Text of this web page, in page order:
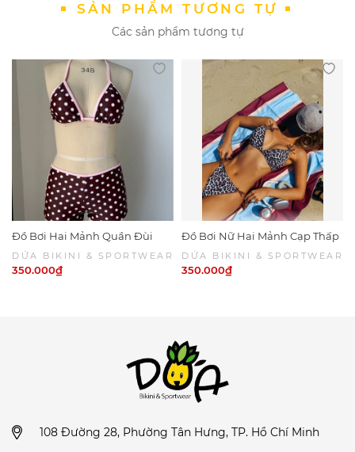
SẢN PHẨM TƯƠNG TỰ
Các sản phẩm tương tự
Đồ Bơi Hai Mảnh Quần Đùi
Chấm Bi Viền Hồng
DỨA BIKINI & SPORTWEAR
350.000₫
Đồ Bơi Nữ Hai Mảnh Cạp Thấp
Da Beo Phối Nâu Sexy | DỨA
BIKINI & SPORTWEAR
DỨA BIKINI & SPORTWEAR
350.000₫
108 Đường 28, Phường Tân Hưng, TP. Hồ Chí Minh